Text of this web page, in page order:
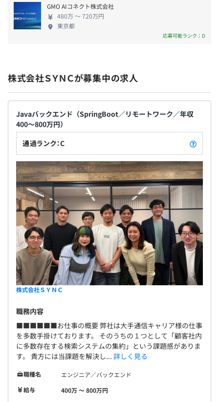
・社員のスキルアップや要望をかなえるため、定期的に代
表/役員と社員で1on1を実施します。社員の思いを聞き、
それを業務や組織に反映する。それがSYNCと社員の関係
価を提供しています。
乖離が発生しないように評価しています。
●全社員：26名
●内訳 ：
役員：3名
エンジニア：23名
事務職：1名
●業務委託：40名程度
平均3～5名のチームで開発
1プロジェクトの期間は6ヶ月～36ヶ月程度
昇給あり（年1回・4月）
健康保険、厚生年金加入、雇用保険、労災保険適用
無期雇用
有（期間3ヶ月）
GMO AIコネクト株式会社
480万 〜 720万円
東京都
応募可能ランク：D
株式会社ＳＹＮＣが募集中の求人
Javaバックエンド（SpringBoot／リモートワーク／年収
400～800万円）
通過ランク：C
株式会社ＳＹＮＣ
職務内容
■■■■■■お仕事の概要 弊社は大手通信キャリア様の仕事
を多数手掛けております。 そのうちの１つとして「顧客社内
に多数存在する検索システムの集約」という課題感がありま
す。 貴方には当課題を解決し... 詳しく見る
職種名
エンジニア／バックエンド
給与
400万 〜 800万円